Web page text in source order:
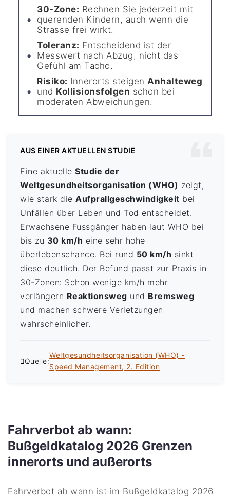
30-Zone: Rechnen Sie jederzeit mit
querenden Kindern, auch wenn die
Strasse frei wirkt.
Toleranz: Entscheidend ist der
Messwert nach Abzug, nicht das
Gefühl am Tacho.
Risiko: Innerorts steigenAnhalteweg
und Kollisionsfolgen schon bei
moderaten Abweichungen.
AUS EINER AKTUELLEN STUDIE
Eine aktuelleStudie der
Weltgesundheitsorganisation (WHO) zeigt,
wie stark dieAufprallgeschwindigkeit bei
Unfällen über Leben und Tod entscheidet.
Erwachsene Fussgänger haben laut WHO bei
bis zu 30 km/h eine sehr hohe
überlebenschance. Bei rund 50 km/h sinkt
diese deutlich. Der Befund passt zur Praxis in
30-Zonen: Schon wenige km/h mehr
verlängern Reaktionsweg und Bremsweg
und machen schwere Verletzungen
wahrscheinlicher.
Quelle:
Weltgesundheitsorganisation (WHO) -
Speed Management, 2. Edition
Fahrverbot ab wann:
Bußgeldkatalog 2026 Grenzen
innerorts und außerorts
Fahrverbot ab wann ist im Bußgeldkatalog 2026